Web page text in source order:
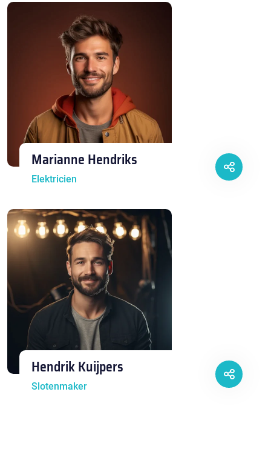
Marianne Hendriks
Elektricien
Hendrik Kuijpers
Slotenmaker